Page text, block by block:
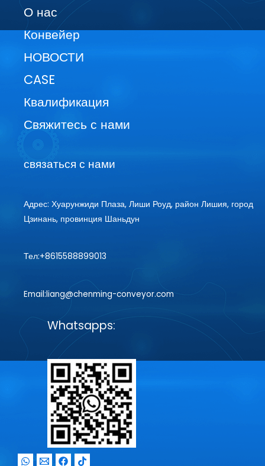
О нас
Конвейер
НОВОСТИ
CASE
Квалификация
Свяжитесь с нами
связаться с нами
Адрес: Хуарунжиди Плаза, Лиши Роуд, район Лишия, город
Цзинань, провинция Шаньдун
Тел:+8615588899013
Email:liang@chenming-conveyor.com
Whatsapps: